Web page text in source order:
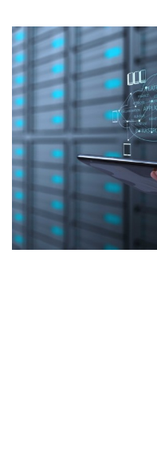
Storage
Wireless
Informação